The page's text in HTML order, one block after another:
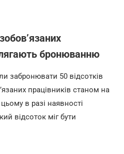
бронюванню
забронювати 50 відсотків
працівників станом на
в разі наявності
відсоток міг бути